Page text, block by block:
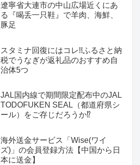
遼寧省大連市の中山広場近くにあ
る『喝丢一只鞋』で羊肉、海鮮、
豚足
スタミナ回復にはコレ!!ふるさと納
税でうなぎが返礼品のおすすめ自
治体5つ
JAL国内線で期間限定配布中のJAL
TODOFUKEN SEAL（都道府県シ
ール）をご存じだろうか⁉
海外送金サービス「Wise(ワイ
ズ)」の会員登録方法【中国から日
本に送金】